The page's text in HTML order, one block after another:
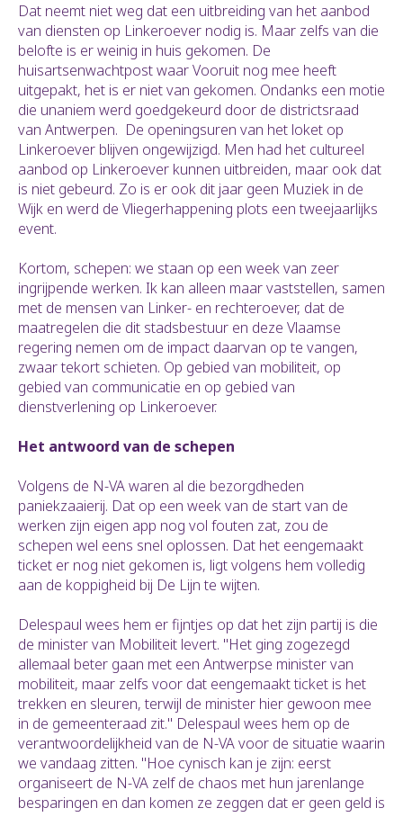
Dat neemt niet weg dat een uitbreiding van het aanbod
van diensten op Linkeroever nodig is. Maar zelfs van die
belofte is er weinig in huis gekomen. De
huisartsenwachtpost waar Vooruit nog mee heeft
uitgepakt, het is er niet van gekomen. Ondanks een motie
die unaniem werd goedgekeurd door de districtsraad
van Antwerpen. De openingsuren van het loket op
Linkeroever blijven ongewijzigd. Men had het cultureel
aanbod op Linkeroever kunnen uitbreiden, maar ook dat
is niet gebeurd. Zo is er ook dit jaar geen Muziek in de
Wijk en werd de Vliegerhappening plots een tweejaarlijks
event.
Kortom, schepen: we staan op een week van zeer
ingrijpende werken. Ik kan alleen maar vaststellen, samen
met de mensen van Linker- en rechteroever, dat de
maatregelen die dit stadsbestuur en deze Vlaamse
regering nemen om de impact daarvan op te vangen,
zwaar tekort schieten. Op gebied van mobiliteit, op
gebied van communicatie en op gebied van
dienstverlening op Linkeroever.
Het antwoord van de schepen
Volgens de N-VA waren al die bezorgdheden
paniekzaaierij. Dat op een week van de start van de
werken zijn eigen app nog vol fouten zat, zou de
schepen wel eens snel oplossen. Dat het eengemaakt
ticket er nog niet gekomen is, ligt volgens hem volledig
aan de koppigheid bij De Lijn te wijten.
Delespaul wees hem er fijntjes op dat het zijn partij is die
de minister van Mobiliteit levert. "Het ging zogezegd
allemaal beter gaan met een Antwerpse minister van
mobiliteit, maar zelfs voor dat eengemaakt ticket is het
trekken en sleuren, terwijl de minister hier gewoon mee
in de gemeenteraad zit." Delespaul wees hem op de
verantwoordelijkheid van de N-VA voor de situatie waarin
we vandaag zitten. "Hoe cynisch kan je zijn: eerst
organiseert de N-VA zelf de chaos met hun jarenlange
besparingen en dan komen ze zeggen dat er geen geld is